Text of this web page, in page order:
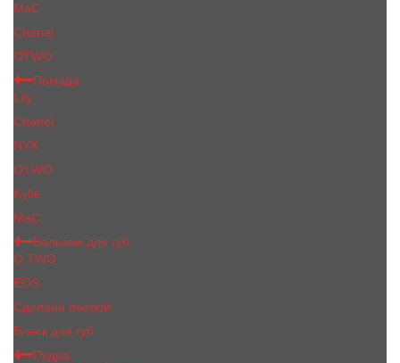
MaC
Сhanеl
OTWO
Помада
Lily
Chanel
NYX
OTWO
Kylie
МаС
Бальзам для губ
O.TWO
EOS
Сделано пчелой
Блеск для губ
Пудра